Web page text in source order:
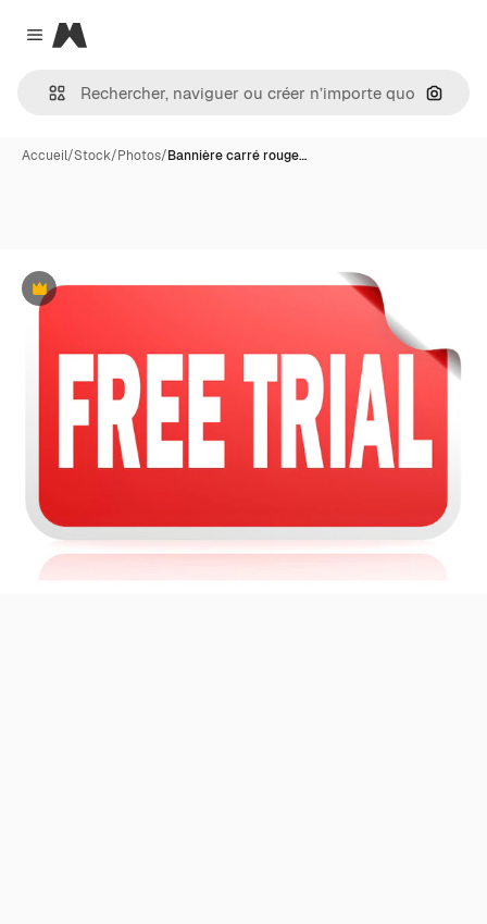
Close menu
Magnific
Accueil/Stock/Photos/Bannière carré rouge…
Premium